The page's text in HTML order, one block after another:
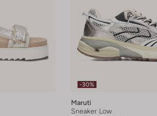
-30%
Maruti
Sneaker Low